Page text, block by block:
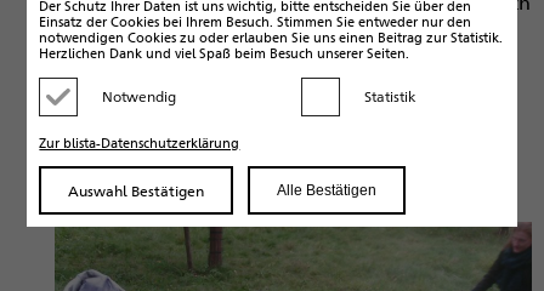
dem Abendessen spielten wir noch ein bisschen im
Zimmer von Felix und Anton, seinem Freund, dann
gingen wir ins Bett. Und obwohl ich das ins Bett
gehen vorher etwas blöd fand, war es doch
irgendwie schön, auf dem Bett zu liegen und noch
ein bisschen eine Geschichte auf meinem Handy zu
hören. Danach war ich auch dankbar, dass ich
schlafen konnte. Was für ein toller erster Tag!
Der Schutz Ihrer Daten ist uns wichtig, bitte entscheiden Sie über den
Einsatz der Cookies bei Ihrem Besuch. Stimmen Sie entweder nur den
notwendigen Cookies zu oder erlauben Sie uns einen Beitrag zur Statistik.
Herzlichen Dank und viel Spaß beim Besuch unserer Seiten.
Notwendig Statistik
Zur blista-Datenschutzerklärung
Auswahl Bestätigen Alle Bestätigen